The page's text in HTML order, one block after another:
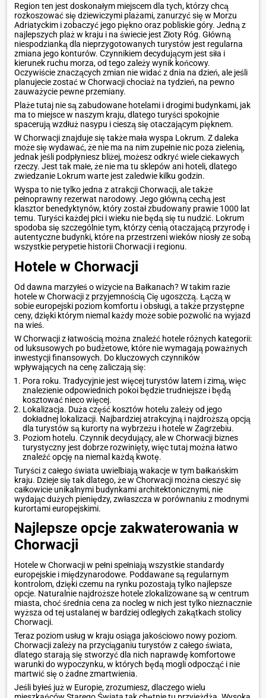
Region ten jest doskonałym miejscem dla tych, którzy chcą
rozkoszować się dziewiczymi plażami, zanurzyć się w Morzu
Adriatyckim i zobaczyć jego piękno oraz pobliskie góry. Jedną z
najlepszych plaż w kraju i na świecie jest Złoty Róg. Główną
niespodzianką dla nieprzygotowanych turystów jest regularna
zmiana jego konturów. Czynnikiem decydującym jest siła i
kierunek ruchu morza, od tego zależy wynik końcowy.
Oczywiście znaczących zmian nie widać z dnia na dzień, ale jeśli
planujecie zostać w Chorwacji chociaż na tydzień, na pewno
zauważycie pewne przemiany.
Plaże tutaj nie są zabudowane hotelami i drogimi budynkami, jak
ma to miejsce w naszym kraju, dlatego turyści spokojnie
spacerują wzdłuż nasypu i cieszą się otaczającym pięknem.
W Chorwacji znajduje się także mała wyspa Lokrum. Z daleka
może się wydawać, że nie ma na nim zupełnie nic poza zielenią,
jednak jeśli podpłyniesz bliżej, możesz odkryć wiele ciekawych
rzeczy. Jest tak małe, że nie ma tu sklepów ani hoteli, dlatego
zwiedzanie Lokrum warte jest zaledwie kilku godzin.
Wyspa to nie tylko jedna z atrakcji Chorwacji, ale także
pełnoprawny rezerwat narodowy. Jego główną cechą jest
klasztor benedyktynów, który został zbudowany prawie 1000 lat
temu. Turyści każdej płci i wieku nie będą się tu nudzić. Lokrum
spodoba się szczególnie tym, którzy cenią otaczającą przyrodę i
autentyczne budynki, które na przestrzeni wieków niosły ze sobą
wszystkie perypetie historii Chorwacji i regionu.
Hotele w Chorwacji
Od dawna marzyłeś o wizycie na Bałkanach? W takim razie
hotele w Chorwacji z przyjemnością Cię ugoszczą. Łączą w
sobie europejski poziom komfortu i obsługi, a także przystępne
ceny, dzięki którym niemal każdy może sobie pozwolić na wyjazd
na wieś.
W Chorwacji z łatwością można znaleźć hotele różnych kategorii:
od luksusowych po budżetowe, które nie wymagają poważnych
inwestycji finansowych. Do kluczowych czynników
wpływających na cenę zaliczają się:
Pora roku. Tradycyjnie jest więcej turystów latem i zimą, więc
znalezienie odpowiednich pokoi będzie trudniejsze i będą
kosztować nieco więcej.
Lokalizacja. Duża część kosztów hotelu zależy od jego
dokładnej lokalizacji. Najbardziej atrakcyjną i najdroższą opcją
dla turystów są kurorty na wybrzeżu i hotele w Zagrzebiu.
Poziom hotelu. Czynnik decydujący, ale w Chorwacji biznes
turystyczny jest dobrze rozwinięty, więc tutaj można łatwo
znaleźć opcję na niemal każdą kwotę.
Turyści z całego świata uwielbiają wakacje w tym bałkańskim
kraju. Dzieje się tak dlatego, że w Chorwacji można cieszyć się
całkowicie unikalnymi budynkami architektonicznymi, nie
wydając dużych pieniędzy, zwłaszcza w porównaniu z modnymi
kurortami europejskimi.
Najlepsze opcje zakwaterowania w
Chorwacji
Hotele w Chorwacji w pełni spełniają wszystkie standardy
europejskie i międzynarodowe. Poddawane są regularnym
kontrolom, dzięki czemu na rynku pozostają tylko najlepsze
opcje. Naturalnie najdroższe hotele zlokalizowane są w centrum
miasta, choć średnia cena za nocleg w nich jest tylko nieznacznie
wyższa od tej ustalanej w bardziej odległych zakątkach stolicy
Chorwacji.
Teraz poziom usług w kraju osiąga jakościowo nowy poziom.
Chorwacji zależy na przyciąganiu turystów z całego świata,
dlatego starają się stworzyć dla nich naprawdę komfortowe
warunki do wypoczynku, w których będą mogli odpocząć i nie
martwić się o żadne zmartwienia.
Jeśli byłeś już w Europie, zrozumiesz, dlaczego wielu